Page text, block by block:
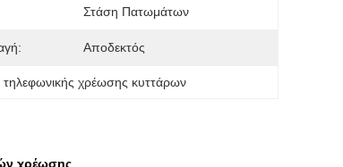
Στάση Πατωμάτων
Αποδεκτός
τηλεφωνικής χρέωσης κυττάρων
χρέωσης